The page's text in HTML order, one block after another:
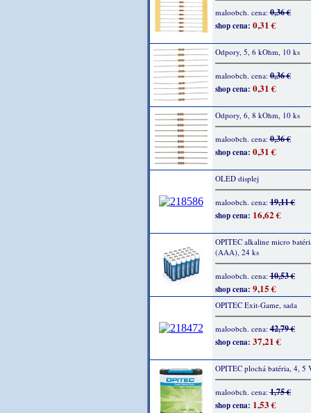
maloobch. cena:0,36 €
shop cena: 0,31 €
Odpory, 5, 6 kOhm, 10 ks
maloobch. cena:0,36 €
shop cena: 0,31 €
Odpory, 6, 8 kOhm, 10 ks
maloobch. cena:0,36 €
shop cena: 0,31 €
OLED displej
maloobch. cena:19,11 €
shop cena: 16,62 €
OPITEC alkaline micro
(AAA), 24 ks
maloobch. cena:10,53 €
shop cena: 9,15 €
OPITEC Exit-Game, sada
maloobch. cena:42,79 €
shop cena: 37,21 €
OPITEC plochá batéria, 4, 5
maloobch. cena:1,75 €
shop cena: 1,53 €